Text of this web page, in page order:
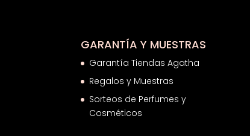
GARANTÍA Y MUESTRAS
Garantía Tiendas Agatha
Regalos y Muestras
Sorteos de Perfumes y
Cosméticos